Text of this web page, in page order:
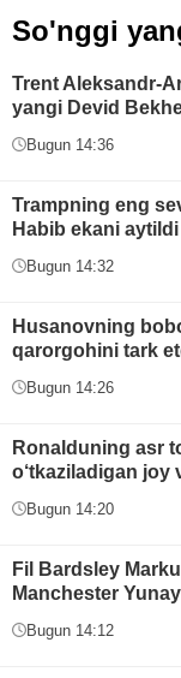
So'nggi
Trent Aleksandr-
yangi Devid
Bugun 14:36
Trampning eng
Habib ekani aytildi
Bugun 14:32
Husanovning
qarorgohini tark
Bugun 14:26
Ronalduning asr
o‘tkaziladigan joy
Bugun 14:20
Fil Bardsley
Manchester
Bugun 14:12